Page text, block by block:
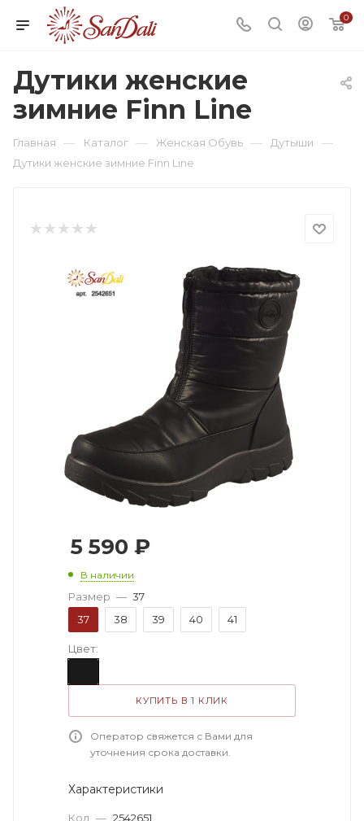
0
Дутики женские
зимние Finn Line
Главная — Каталог — Женская Обувь — Дутыши —
Дутики женские зимние Finn Line
5 590 ₽
В наличии
Размер — 37
37
38 39 40 41
Цвет:
КУПИТЬ В 1 КЛИК
Оператор свяжется с Вами для
уточнения срока доставки.
Характеристики
Код — 2542651